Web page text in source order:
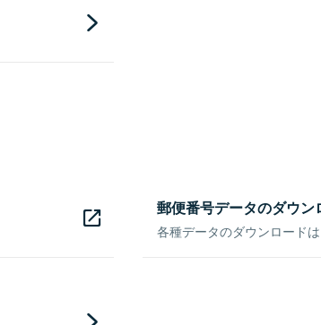
郵便番号データのダウン
各種データのダウンロード